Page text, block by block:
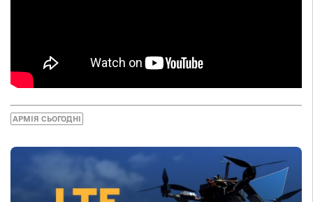
АРМІЯ СЬОГОДНІ